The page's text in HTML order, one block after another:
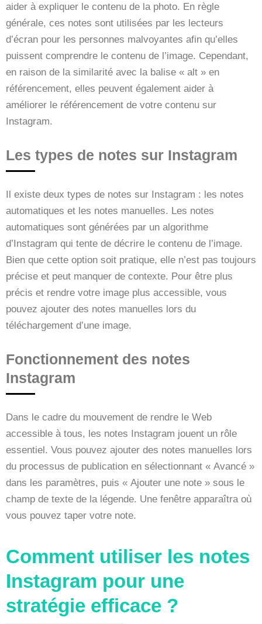
aider à expliquer le contenu de la photo. En règle
générale, ces notes sont utilisées par les lecteurs
d’écran pour les personnes malvoyantes afin qu’elles
puissent comprendre le contenu de l’image. Cependant,
en raison de la similarité avec la balise « alt » en
référencement, elles peuvent également aider à
améliorer le référencement de votre contenu sur
Instagram.
Les types de notes sur Instagram
Il existe deux types de notes sur Instagram : les notes
automatiques et les notes manuelles. Les notes
automatiques sont générées par un algorithme
d’Instagram qui tente de décrire le contenu de l’image.
Bien que cette option soit pratique, elle n’est pas toujours
précise et peut manquer de contexte. Pour être plus
précis et rendre votre image plus accessible, vous
pouvez ajouter des notes manuelles lors du
téléchargement d’une image.
Fonctionnement des notes
Instagram
Dans le cadre du mouvement de rendre le Web
accessible à tous, les notes Instagram jouent un rôle
essentiel. Vous pouvez ajouter des notes manuelles lors
du processus de publication en sélectionnant « Avancé »
dans les paramètres, puis « Ajouter une note » sous le
champ de texte de la légende. Une fenêtre apparaîtra où
vous pouvez taper votre note.
Comment utiliser les notes
Instagram pour une
stratégie efficace ?